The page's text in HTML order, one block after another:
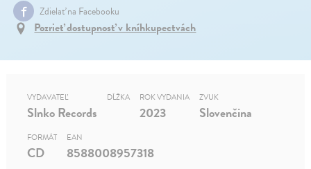
Zdielať na Facebooku
Pozrieť dostupnosť v kníhkupectvách
VYDAVATEĽ
Slnko Records
DĹŽKA ROK VYDANIA
2023
ZVUK
Slovenčina
FORMÁT
CD
EAN
8588008957318